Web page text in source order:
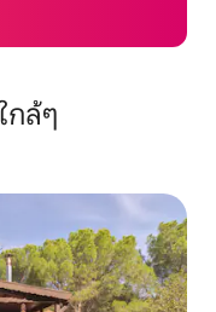
กล้ๆ